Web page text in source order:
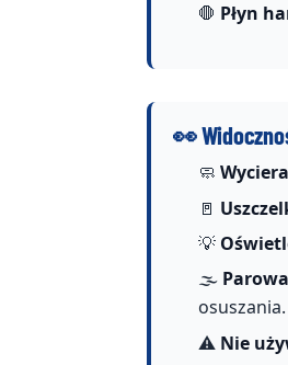
🛑 Płyn
👀
🧼
🚪
💡
🌫️
osuszania.
⚠️ Nie